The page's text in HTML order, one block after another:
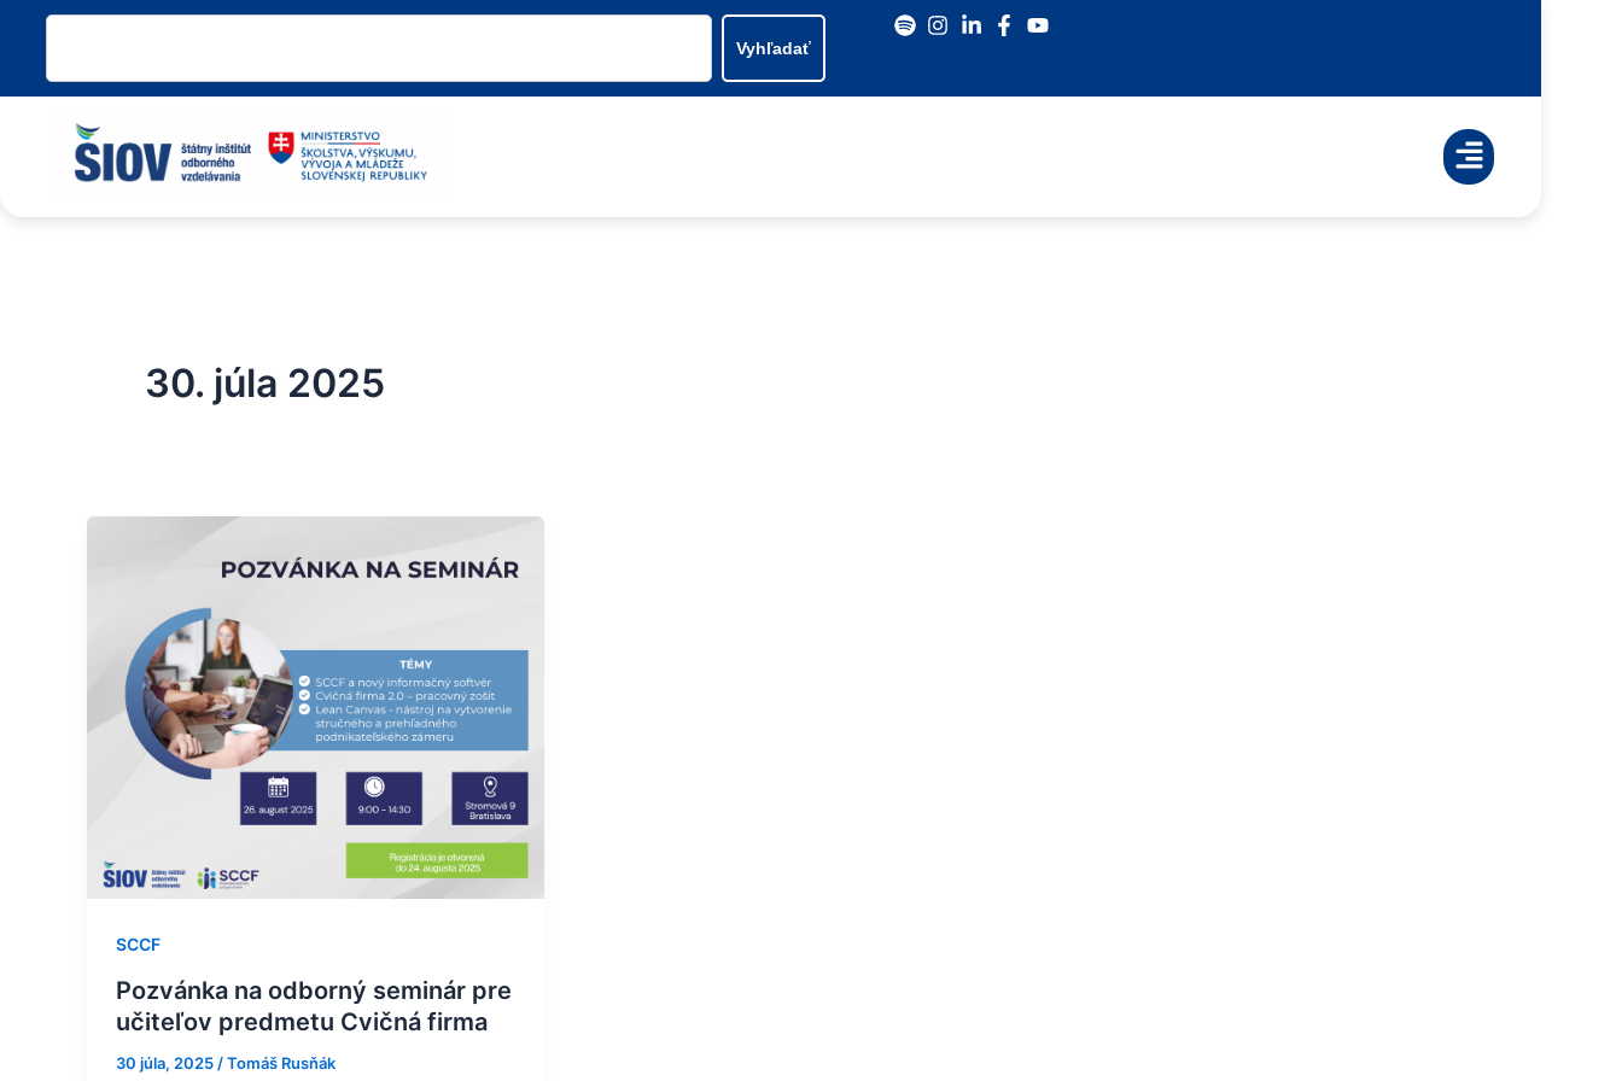
Preskočiť
obsah
Vyhľadať
Vyhľadať
30. júla 2025
SCCF
Pozvánka na odborný seminár pre
učiteľov predmetu Cvičná firma
30 júla, 2025 /Tomáš Rusňák
seminár
pre
učiteľov
predmetu
Cvičná